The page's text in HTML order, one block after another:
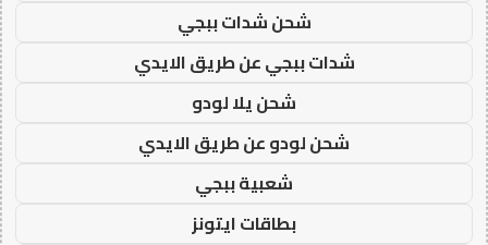
شحن شدات ببجي
شدات ببجي عن طريق الايدي
شحن يلا لودو
شحن لودو عن طريق الايدي
شعبية ببجي
بطاقات ايتونز